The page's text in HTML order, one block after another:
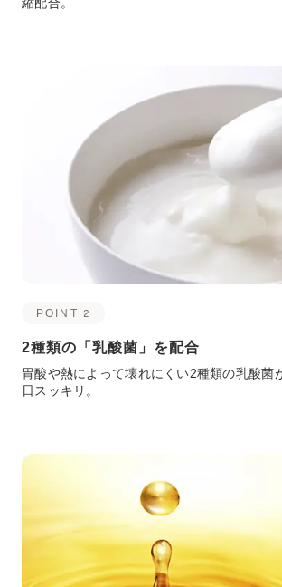
縮配合。
POINT 2
2種類の「乳酸菌」を配合
胃酸や熱によって壊れにくい2種類の乳酸菌
日スッキリ。